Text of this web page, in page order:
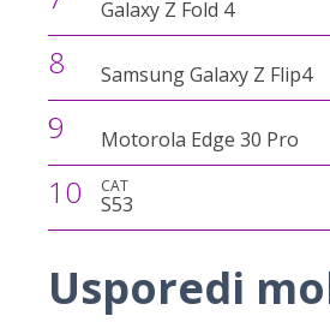
Galaxy Z Fold 4
8 Samsung Galaxy Z Flip4
9 Motorola Edge 30 Pro
10 CAT
S53
Usporedi